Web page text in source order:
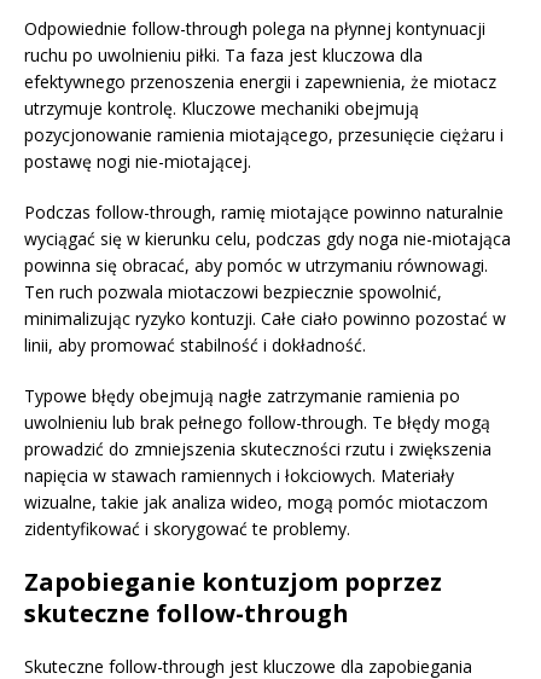
Odpowiednie follow-through polega na płynnej kontynuacji
ruchu po uwolnieniu piłki. Ta faza jest kluczowa dla
efektywnego przenoszenia energii i zapewnienia, że miotacz
utrzymuje kontrolę. Kluczowe mechaniki obejmują
pozycjonowanie ramienia miotającego, przesunięcie ciężaru i
postawę nogi nie-miotającej.
Podczas follow-through, ramię miotające powinno naturalnie
wyciągać się w kierunku celu, podczas gdy noga nie-miotająca
powinna się obracać, aby pomóc w utrzymaniu równowagi.
Ten ruch pozwala miotaczowi bezpiecznie spowolnić,
minimalizując ryzyko kontuzji. Całe ciało powinno pozostać w
linii, aby promować stabilność i dokładność.
Typowe błędy obejmują nagłe zatrzymanie ramienia po
uwolnieniu lub brak pełnego follow-through. Te błędy mogą
prowadzić do zmniejszenia skuteczności rzutu i zwiększenia
napięcia w stawach ramiennych i łokciowych. Materiały
wizualne, takie jak analiza wideo, mogą pomóc miotaczom
zidentyfikować i skorygować te problemy.
Zapobieganie kontuzjom poprzez
skuteczne follow-through
Skuteczne follow-through jest kluczowe dla zapobiegania